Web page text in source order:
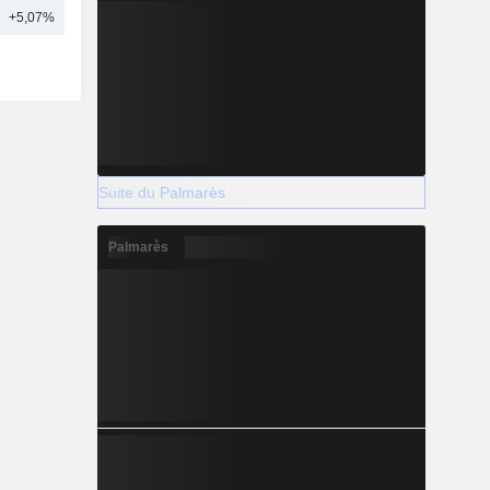
+5,07%
Suite du Palmarès
Palmarès